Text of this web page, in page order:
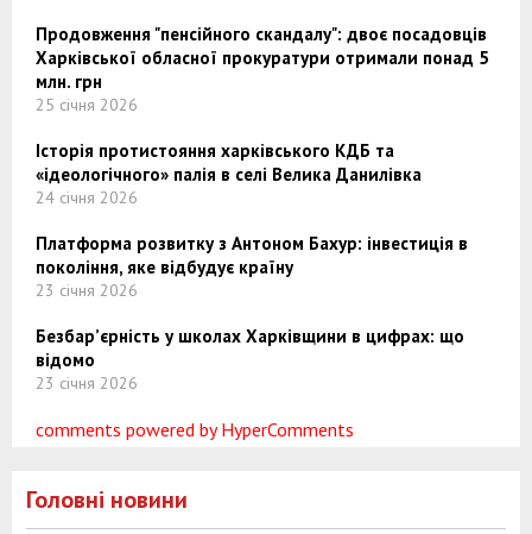
Продовження "пенсійного скандалу": двоє посадовців
Харківської обласної прокуратури отримали понад 5
млн. грн
25 січня 2026
Історія протистояння харківського КДБ та
«ідеологічного» палія в селі Велика Данилівка
24 січня 2026
Платформа розвитку з Антоном Бахур: інвестиція в
покоління, яке відбудує країну
23 січня 2026
Безбар’єрність у школах Харківщини в цифрах: що
відомо
23 січня 2026
comments powered by HyperComments
Головні новини